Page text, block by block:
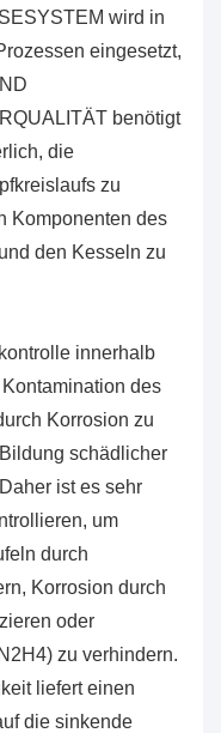
wird in
eingesetzt,
benötigt
die
zu
Komponenten des
den Kesseln zu
innerhalb
des
Korrosion zu
schädlicher
ist es sehr
um
durch
Korrosion durch
oder
zu verhindern.
liefert einen
die sinkende